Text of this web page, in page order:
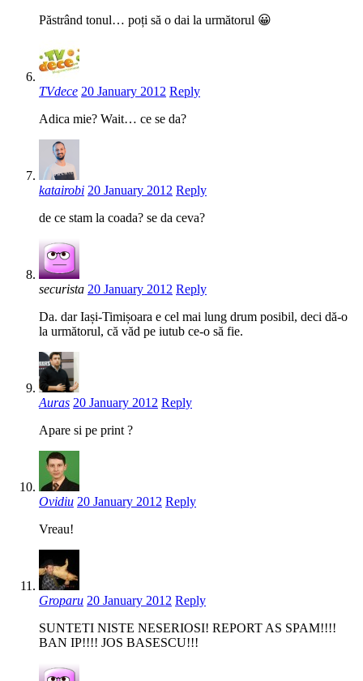
Păstrând tonul… poți să o dai la următorul 😀
TVdece 20 January 2012 Reply
Adica mie? Wait… ce se da?
katairobi 20 January 2012 Reply
de ce stam la coada? se da ceva?
securista 20 January 2012 Reply
Da. dar Iași-Timișoara e cel mai lung drum posibil, deci dă-o
la următorul, că văd pe iutub ce-o să fie.
Auras 20 January 2012 Reply
Apare si pe print ?
Ovidiu 20 January 2012 Reply
Vreau!
Groparu 20 January 2012 Reply
SUNTETI NISTE NESERIOSI! REPORT AS SPAM!!!!
BAN IP!!!! JOS BASESCU!!!